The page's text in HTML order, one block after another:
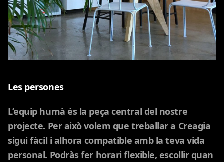
Les persones
L’equip humà és la peça central del nostre
projecte. Per això volem que treballar a Creagia
sigui fàcil i alhora compatible amb la teva vida
personal. Podràs fer horari flexible, escollir quan